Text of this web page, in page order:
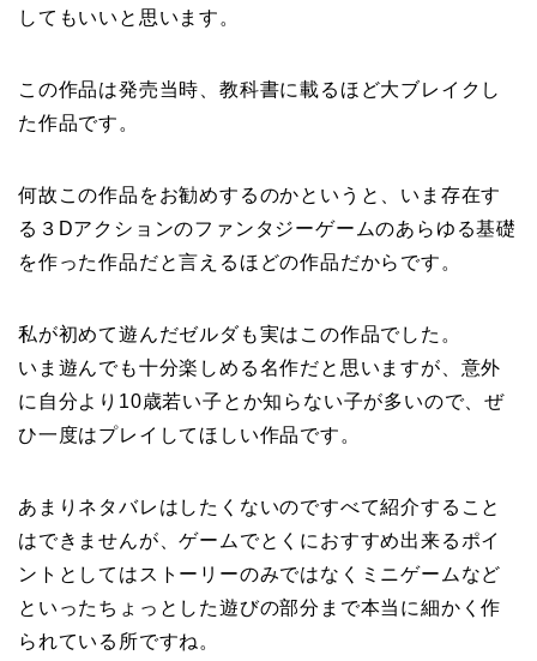
してもいいと思います。
この作品は発売当時、教科書に載るほど大ブレイクし
た作品です。
何故この作品をお勧めするのかというと、いま存在す
る３Dアクションのファンタジーゲームのあらゆる基礎
を作った作品だと言えるほどの作品だからです。
私が初めて遊んだゼルダも実はこの作品でした。
いま遊んでも十分楽しめる名作だと思いますが、意外
に自分より10歳若い子とか知らない子が多いので、ぜ
ひ一度はプレイしてほしい作品です。
あまりネタバレはしたくないのですべて紹介すること
はできませんが、ゲームでとくにおすすめ出来るポイ
ントとしてはストーリーのみではなくミニゲームなど
といったちょっとした遊びの部分まで本当に細かく作
られている所ですね。